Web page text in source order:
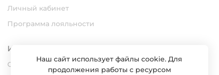
Личный кабинет
Программа лояльности
Информация
О нас
Наш сайт использует файлы cookie. Для
продолжения работы с ресурсом